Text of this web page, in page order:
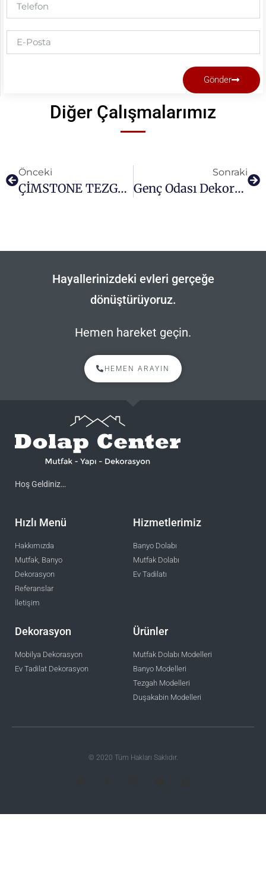
Gönder
Diğer Çalışmalarımız
Önceki
ÇİMSTONE TEZGAH- AHŞAP TEZGAH-DEKOPOL TEZGAH-GRANİT TEZGAH-MERMER TEZGAH
Sonraki
Genç Odası Dekorasyonu Hakkında Bilinmesi Gerekenler
Hayallerinizdeki evleri gerçeğe
dönüştürüyoruz.
Hemen hareket geçin.
HEMEN ARAYIN
Hoş Geldiniz…
Hızlı Menü
Hakkımızda
Mutfak, Banyo
Dekorasyon
Referanslar
İletişim
Hizmetlerimiz
Banyo Dolabı
Mutfak Dolabı
Ev Tadilatı
Dekorasyon
Mobilya Dekorasyon
Ev Tadilat Dekorasyon
Ürünler
Mutfak Dolabı Modelleri
Banyo Modelleri
Tezgah Modelleri
Duşakabin Modelleri
© 2020 Tüm Hakları Saklıdır.